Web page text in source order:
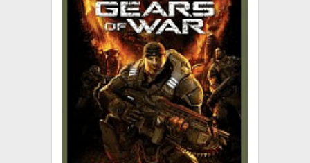
TCG & BOARDGAME HUB